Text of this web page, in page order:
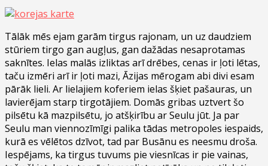
Tālāk mēs ejam garām tirgus rajonam, un uz daudziem
stūriem tirgo gan augļus, gan dažādas nesaprotamas
saknītes. Ielas malās izliktas arī drēbes, cenas ir ļoti lētas,
taču izmēri arī ir ļoti mazi, Āzijas mērogam abi divi esam
pārāk lieli. Ar lielajiem koferiem ielas šķiet pašauras, un
lavierējam starp tirgotājiem. Domās gribas uztvert šo
pilsētu kā mazpilsētu, jo atšķirību ar Seulu jūt. Ja par
Seulu man viennozīmīgi palika tādas metropoles iespaids,
kurā es vēlētos dzīvot, tad par Busānu es neesmu droša.
Iespējams, ka tirgus tuvums pie viesnīcas ir pie vainas,